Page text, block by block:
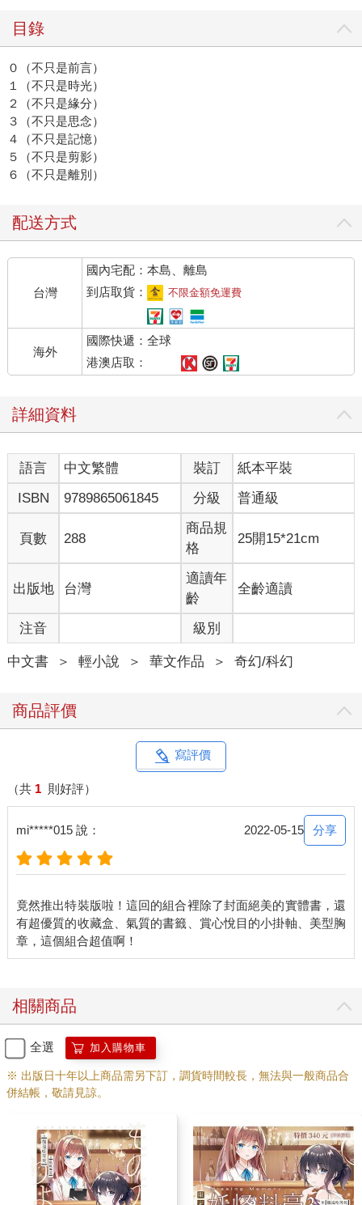
目錄
０（不只是前言）
１（不只是時光）
２（不只是緣分）
３（不只是思念）
４（不只是記憶）
５（不只是剪影）
６（不只是離別）
配送方式
台灣
國內宅配：本島、離島
到店取貨：
不限金額免運費
海外
國際快遞：全球
港澳店取：
詳細資料
語言 中文繁體 裝訂
紙本平裝
ISBN
9789865061845 分級 普通級
頁數 288
商品規
格
25開15*21cm
出版地 台灣
適讀年
齡
全齡適讀
注音 級別
中文書 ＞ 輕小說 ＞ 華文作品 ＞ 奇幻/科幻
商品評價
寫評價
（共 1 則好評）
mi*****015 說： 2022-05-15 分享
竟然推出特裝版啦！這回的組合裡除了封面絕美的實體書，還
有超優質的收藏盒、氣質的書籤、賞心悅目的小掛軸、美型胸
相關商品
全選 加入購物車
※ 出版日十年以上商品需另下訂，調貨時間較長，無法與一般商品合
併結帳，敬請見諒。